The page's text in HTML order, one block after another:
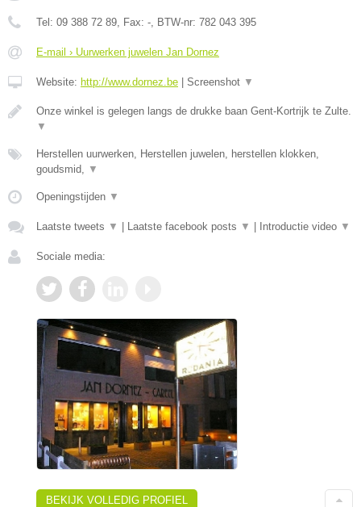
Tel: 09 388 72 89, Fax: -, BTW-nr: 782 043 395
E-mail › Uurwerken juwelen Jan Dornez
Website: http://www.dornez.be Screenshot ▼
Onze winkel is gelegen langs de drukke baan Gent-Kortrijk te Zulte.
▼
Herstellen uurwerken, Herstellen juwelen, herstellen klokken,
goudsmid, ▼
Openingstijden ▼
Laatste tweets ▼ Laatste facebook posts ▼ Introductie video ▼
Sociale media:
BEKIJK VOLLEDIG PROFIEL